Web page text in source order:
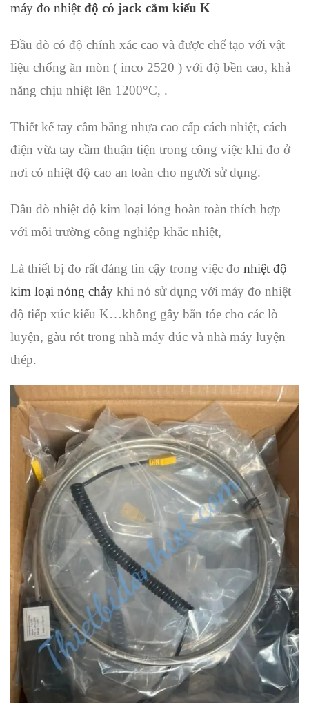
máy đo nhiệt độ có jack cắm kiểu K
Đầu dò có độ chính xác cao và được chế tạo với vật
liệu chống ăn mòn ( inco 2520 ) với độ bền cao, khả
năng chịu nhiệt lên 1200°C, .
Thiết kế tay cầm bằng nhựa cao cấp cách nhiệt, cách
điện vừa tay cầm thuận tiện trong công việc khi đo ở
nơi có nhiệt độ cao an toàn cho người sử dụng.
Đầu dò nhiệt độ kim loại lỏng hoàn toàn thích hợp
với môi trường công nghiệp khắc nhiệt,
Là thiết bị đo rất đáng tin cậy trong việc đo nhiệt độ
kim loại nóng chảy khi nó sử dụng với máy đo nhiệt
độ tiếp xúc kiểu K…không gây bắn tóe cho các lò
luyện, gàu rót trong nhà máy đúc và nhà máy luyện
thép.